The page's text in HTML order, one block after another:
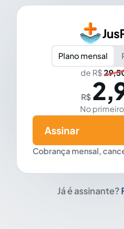
Plano mensal
de R$
R$
No
Cobrança mensal,
Assinar
Já é assinante?